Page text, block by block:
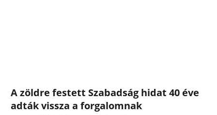
A zöldre festett Szabadság hidat 40 éve
adták vissza a forgalomnak